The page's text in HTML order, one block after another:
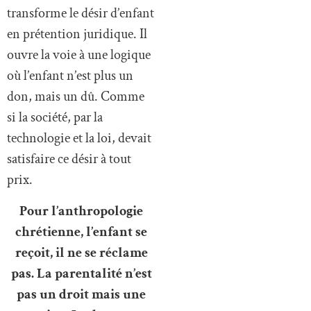
transforme le désir d’enfant
en prétention juridique. Il
ouvre la voie à une logique
où l’enfant n’est plus un
don, mais un dû. Comme
si la société, par la
technologie et la loi, devait
satisfaire ce désir à tout
prix.
Pour l’anthropologie
chrétienne, l’enfant se
reçoit, il ne se réclame
pas. La parentalité n’est
pas un droit mais une